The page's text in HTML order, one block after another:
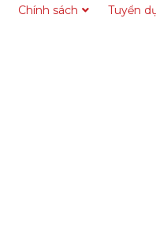
Chính sách Tuyển